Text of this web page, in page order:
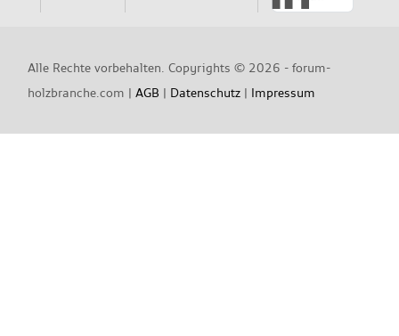
Alle Rechte vorbehalten. Copyrights © 2026 - forum-
holzbranche.com |AGB | Datenschutz | Impressum